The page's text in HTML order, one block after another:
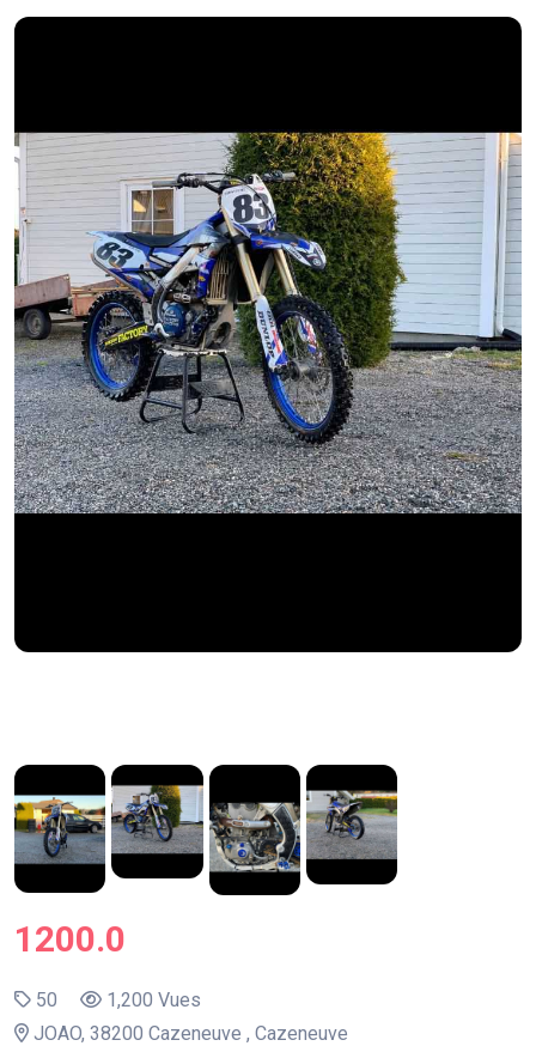
1200.0
50
1,200 Vues
JOAO, 38200 Cazeneuve , Cazeneuve